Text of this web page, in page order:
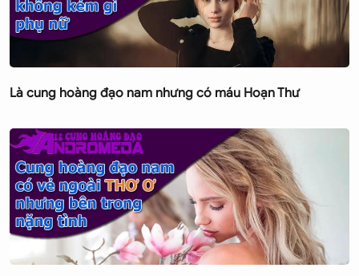
Là cung hoàng đạo nam nhưng có máu Hoạn Thư